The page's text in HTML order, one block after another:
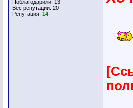
Поблагодарили: 13
Вес репутации: 20
Репутация: 14